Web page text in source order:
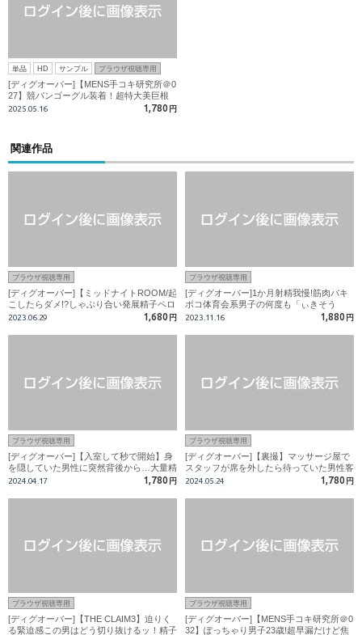
単品 HD サンプル ブラウザ視聴専用
[ディグオーバー]【MENS手コキ研究所＠0
27】競パンゴーグル装着！超特大美巨根
はギン勃ち！！初登場の祥くんの痴態映像
2025.05.16 1,780 円
関連作品
ブラウザ視聴専用
[ディグオーバー]【ミッドナイトROOM/起
こしたらダメ!?しゃぶり合い発展精子ペロ
リ】
2023.06.29 1,680 円
ブラウザ視聴専用
[ディグオーバー]1か月射精我慢!筋肉バキ
ボコ体育会系男子の何度も「ぃきそう
ッ・・!!」連発大量射精＆潮吹き!!
2023.11.16 1,880 円
ブラウザ視聴専用
[ディグオーバー]【入室して秒で開始】身
を隠していた男性に突然背後から…大量精
子を顔で受け止める！
2024.04.17 1,780 円
ブラウザ視聴専用
[ディグオーバー]【裏撮】マッサージ屋で
スタッフが席を外したら待っていた男性客
が女性に近づき性行為！！
2024.05.24 1,780 円
ブラウザ視聴専用
[ディグオーバー]【THE CLAIM3】迫りく
る緊迫感この男はどう切り抜けるッ！精子
ブラウザ視聴専用
[ディグオーバー]【MENS手コキ研究所＠0
32】ぽっちゃり男子23歳!超早漏だけど焦